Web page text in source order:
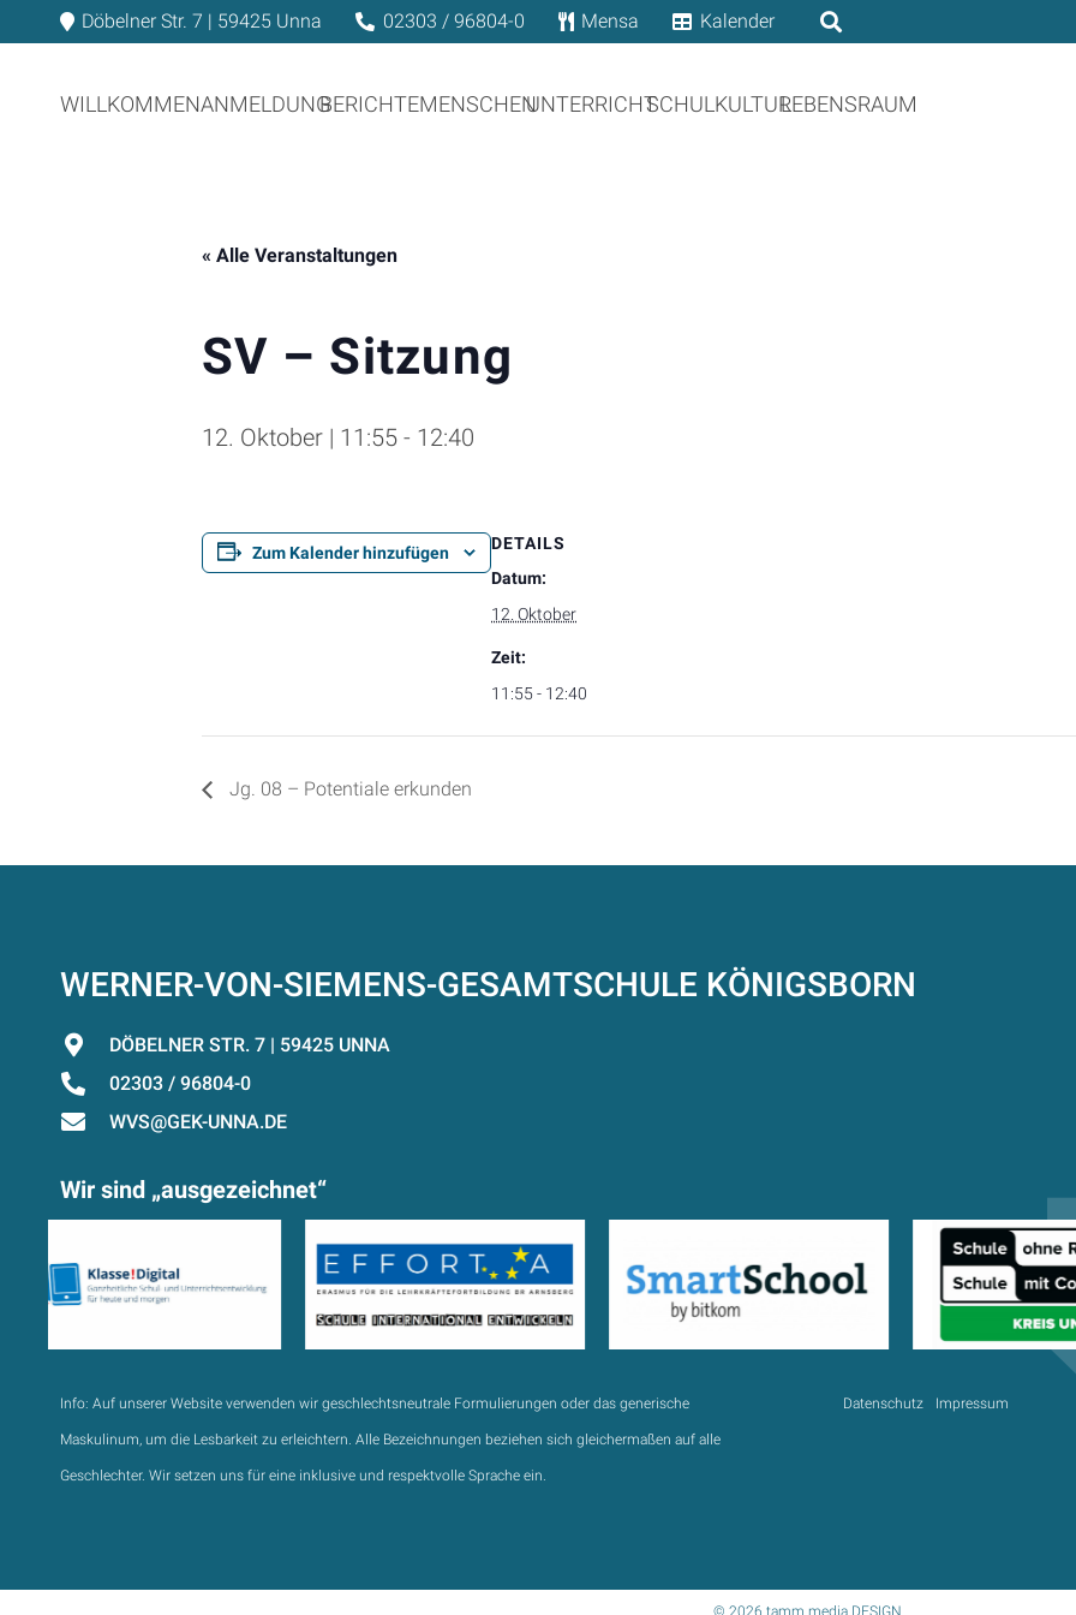
Döbelner Str. 7 | 59425 Unna 02303 / 96804-0 Mensa Kalender
WILLKOMMENANMELDUNGBERICHTEMENSCHENUNTERRICHTSCHULKULTURLEBENSRAUM
« Alle Veranstaltungen
SV – Sitzung
12. Oktober | 11:55 - 12:40
Zum Kalender hinzufügen
DETAILS
Datum:
12. Oktober
Zeit:
11:55 - 12:40
Jg. 08 – Potentiale erkunden
WERNER-VON-SIEMENS-GESAMTSCHULE KÖNIGSBORN
DÖBELNER STR. 7 | 59425 UNNA
02303 / 96804-0
WVS@GEK-UNNA.DE
Wir sind „ausgezeichnet“
Info: Auf unserer Website verwenden wir geschlechtsneutrale Formulierungen oder das generische
Maskulinum, um die Lesbarkeit zu erleichtern. Alle Bezeichnungen beziehen sich gleichermaßen auf alle
Geschlechter. Wir setzen uns für eine inklusive und respektvolle Sprache ein.
Datenschutz Impressum